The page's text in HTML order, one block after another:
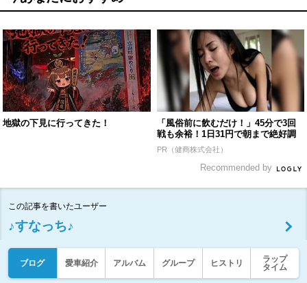
地獄の下見に行ってきた！
「風俗前に飲むだけ！」45分で3回
戦も余裕！1日31円で朝まで絶好調
PR（健商株式会社）
Recommended by
この記事を書いたユーザー
♪すなっち♪
ブログ 愛車紹介 アルバム グループ ヒストリ
ラップ
タイム